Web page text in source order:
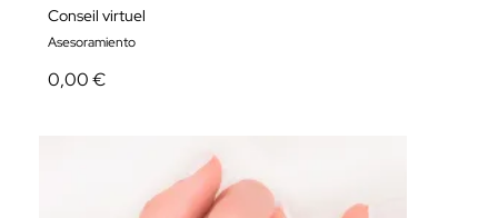
Conseil virtuel
Asesoramiento
0,00 €